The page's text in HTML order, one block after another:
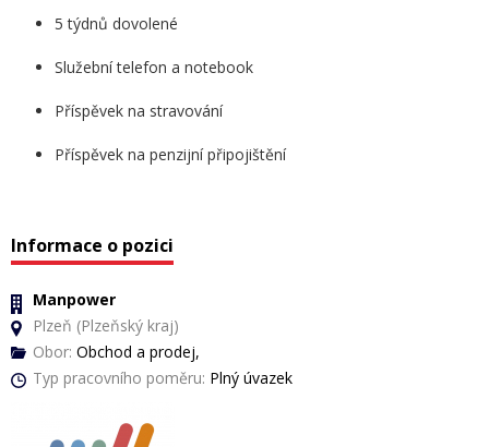
5 týdnů dovolené
Služební telefon a notebook
Příspěvek na stravování
Příspěvek na penzijní připojištění
Informace o pozici
Manpower
Plzeň (Plzeňský kraj)
Obor: Obchod a prodej,
Typ pracovního poměru: Plný úvazek